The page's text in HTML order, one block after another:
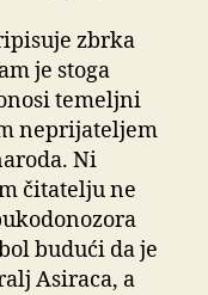
zbrka
je stoga
temeljni
neprijateljem
Ni
čitatelju ne
budući da je
Asiraca, a